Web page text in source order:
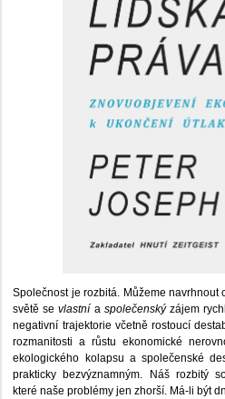
Společnost je rozbitá. Můžeme navrhnout
světě sevlastní a společenskýzájem
negativní trajektorie včetně rostoucí
rozmanitosti a růstu ekonomické
ekologického kolapsu a společenské
prakticky bezvýznamným. Náš rozbitý
které naše problémy jen zhorší. Má-li být